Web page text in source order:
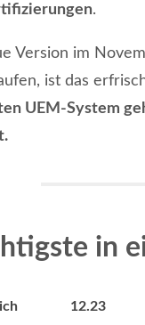
.
Version im
ist das
UEM-System
in
12.23